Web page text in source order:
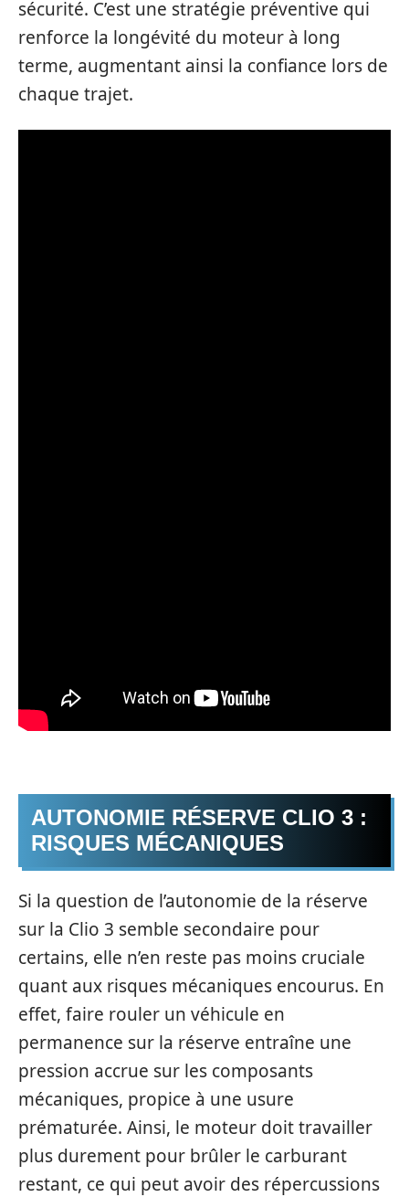
sécurité. C’est une stratégie préventive qui
renforce la longévité du moteur à long
terme, augmentant ainsi la confiance lors de
chaque trajet.
AUTONOMIE RÉSERVE CLIO 3 :
RISQUES MÉCANIQUES
Si la question de l’autonomie de la réserve
sur la Clio 3 semble secondaire pour
certains, elle n’en reste pas moins cruciale
quant aux risques mécaniques encourus. En
effet, faire rouler un véhicule en
permanence sur la réserve entraîne une
pression accrue sur les composants
mécaniques, propice à une usure
prématurée. Ainsi, le moteur doit travailler
plus durement pour brûler le carburant
restant, ce qui peut avoir des répercussions